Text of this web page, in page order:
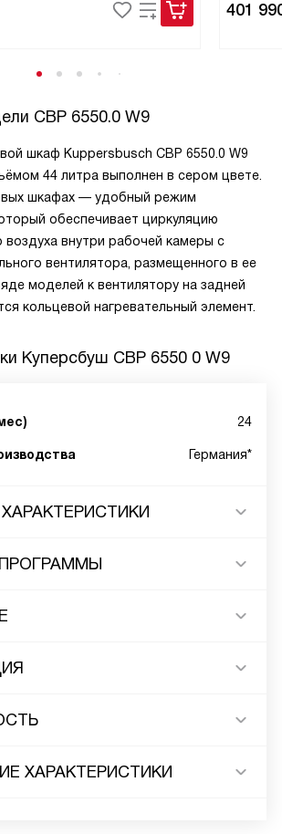
401
CBP 6550.0 W9
шкаф Kuppersbusch CBP 6550.0 W9
44 литра выполнен в сером цвете.
шкафах — удобный режим
обеспечивает циркуляцию
воздуха внутри рабочей камеры с
вентилятора, размещенного в ее
моделей к вентилятору на задней
кольцевой нагревательный элемент.
Куперсбуш CBP 6550 0 W9
24
Германия*
ХАРАКТЕРИСТИКИ